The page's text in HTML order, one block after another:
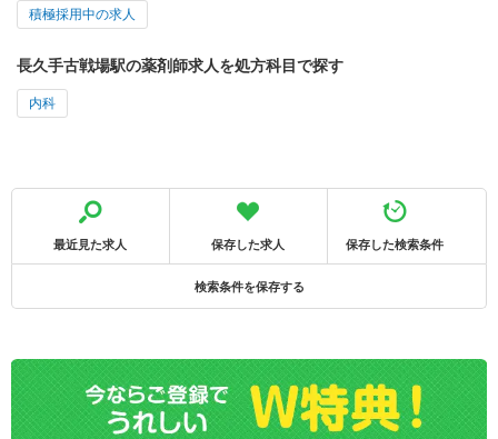
積極採用中の求人
長久手古戦場駅の薬剤師求人を処方科目で探す
内科
最近見た求人 保存した求人 保存した検索条件
検索条件を保存する